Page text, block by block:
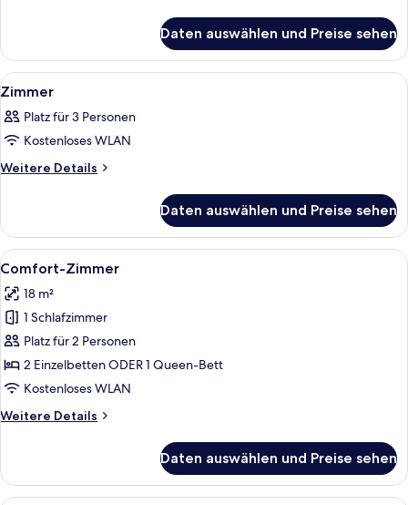
Daten auswählen und Preise sehen
Alle
Fotos
für
Zimmer
anzeigen
Ein Hotelzimmer mit Bett, Sofa,
7
Zimmer
Platz für 3 Personen
Kostenloses WLAN
Weitere Details
Weitere
Daten auswählen und Preise sehen
Alle
Fotos
für
Comfort-
Zimmer
anzeigen
Ein Schlafzimmer mit schrägen
12
Comfort-Zimmer
18 m²
1 Schlafzimmer
Platz für 2 Personen
2 Einzelbetten ODER 1 Queen-Bett
Kostenloses WLAN
Weitere Details
Weitere
Zimmer
Daten auswählen und Preise sehen